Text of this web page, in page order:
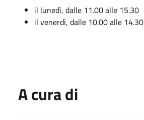
il lunedì, dalle 11.00 alle 15.30
il venerdì, dalle 10.00 alle 14.30
A cura di